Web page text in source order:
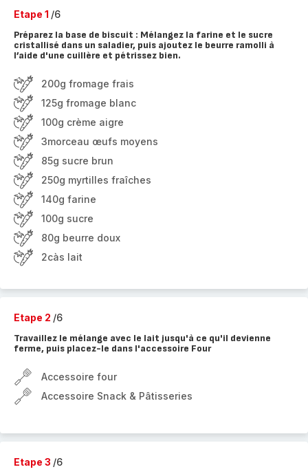
Etape 1 /6
Préparez la base de biscuit : Mélangez la farine et le sucre
cristallisé dans un saladier, puis ajoutez le beurre ramolli à
l’aide d'une cuillère et pétrissez bien.
200g fromage frais
125g fromage blanc
100g crème aigre
3morceau œufs moyens
85g sucre brun
250g myrtilles fraîches
140g farine
100g sucre
80g beurre doux
2càs lait
Etape 2 /6
Travaillez le mélange avec le lait jusqu'à ce qu'il devienne
ferme, puis placez-le dans l'accessoire Four
Accessoire four
Accessoire Snack & Pâtisseries
Etape 3 /6